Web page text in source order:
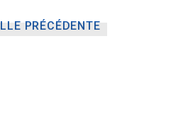
PRÉCÉDENTE